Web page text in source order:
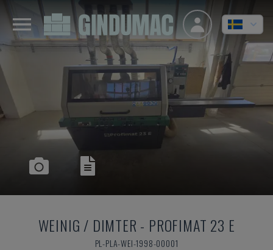
WEINIG / DIMTER - PROFIMAT 23 E
PL-PLA-WEI-1998-00001